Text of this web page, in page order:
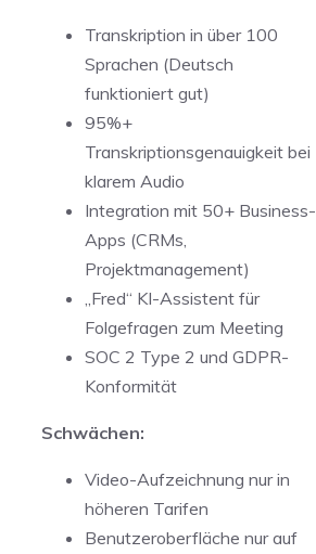
Transkription in über 100
Sprachen (Deutsch
funktioniert gut)
95%+
Transkriptionsgenauigkeit bei
klarem Audio
Integration mit 50+ Business-
Apps (CRMs,
Projektmanagement)
„Fred“ KI-Assistent für
Folgefragen zum Meeting
SOC 2 Type 2 und GDPR-
Konformität
Schwächen:
Video-Aufzeichnung nur in
höheren Tarifen
Benutzeroberfläche nur auf